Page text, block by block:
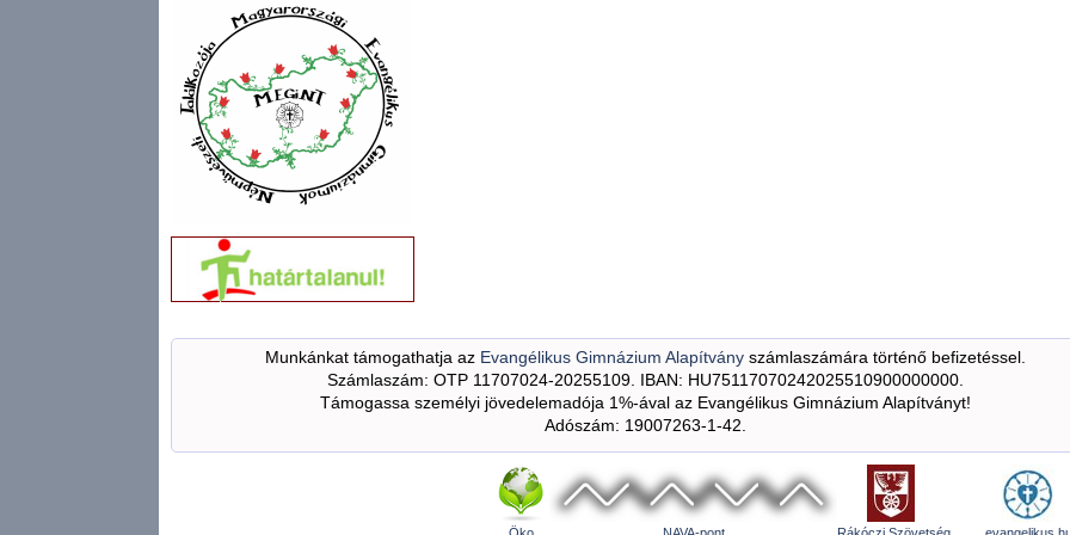
Munkánkat támogathatja az Evangélikus Gimnázium Alapítványszámlaszámára történő befizetéssel.
Számlaszám: OTP 11707024-20255109. IBAN: HU75117070242025510900000000.
Támogassa személyi jövedelemadója 1%-ával az Evangélikus Gimnázium Alapítványt!
Adószám: 19007263-1-42.